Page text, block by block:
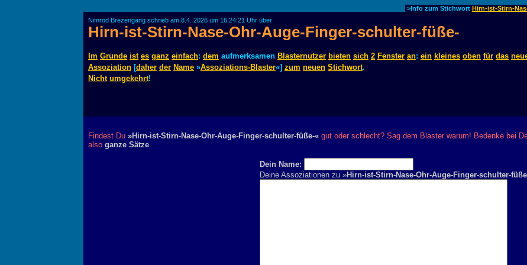
>Info zum Stichwort Hirn-ist-Stirn-
Nimrod Brezengang schrieb am 8.4. 2026 um 16:24:21 Uhr über
Hirn-ist-Stirn-Nase-Ohr-Auge-Finger-schulter-füße-
Im Grunde ist es ganz einfach: dem aufmerksamen Blasternutzer bieten sich 2 Fenster an: ein kleines oben für das
Assoziation [daher der Name »Assoziations-Blaster«] zum neuen Stichwort.
Nicht umgekehrt!
Findest Du »Hirn-ist-Stirn-Nase-Ohr-Auge-Finger-schulter-füße-« gut oder schlecht? Sag dem Blaster warum! Bedenke bei
also ganze Sätze.
Dein Name:
Deine Assoziationen zu »Hirn-ist-Stirn-Nase-Ohr-Auge-Finger-schulter-